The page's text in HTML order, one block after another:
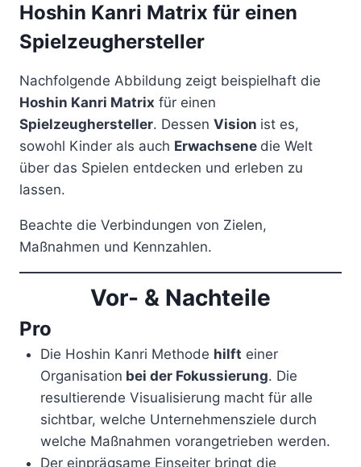
Hoshin Kanri Matrix für einen
Spielzeughersteller
Nachfolgende Abbildung zeigt beispielhaft die
Hoshin Kanri Matrix für einen
Spielzeughersteller. Dessen Vision ist es,
sowohl Kinder als auch Erwachsene die Welt
über das Spielen entdecken und erleben zu
lassen.
Beachte die Verbindungen von Zielen,
Maßnahmen und Kennzahlen.
Vor- & Nachteile
Pro
Die Hoshin Kanri Methode hilft einer
Organisation bei der Fokussierung. Die
resultierende Visualisierung macht für alle
sichtbar, welche Unternehmensziele durch
welche Maßnahmen vorangetrieben werden.
Der einprägsame Einseiter bringt die